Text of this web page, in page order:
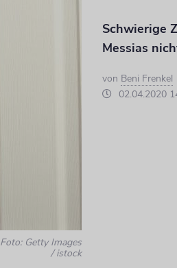
Foto: Getty Images
/ istock
Schwierige
Messias
von Beni Frenkel
02.04.2020